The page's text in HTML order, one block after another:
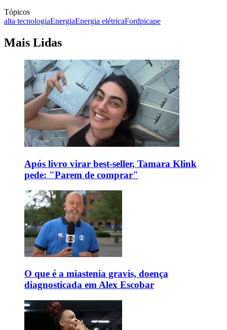
Tópicos
alta tecnologiaEnergiaEnergia elétricaFordpicape
Mais Lidas
Após livro virar best-seller, Tamara Klink
pede: "Parem de comprar"
O que é a miastenia gravis, doença
diagnosticada em Alex Escobar